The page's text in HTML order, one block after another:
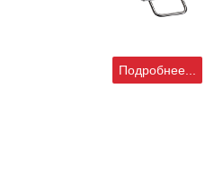
Подробнее...